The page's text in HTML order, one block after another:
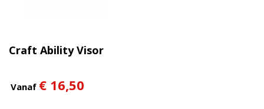
Craft Ability Visor
Vanaf € 16,50